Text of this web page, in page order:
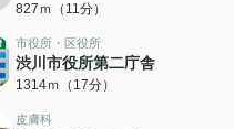
827ｍ（11分）
市役所・区役所
渋川市役所第二庁舎
1314ｍ（17分）
皮膚科